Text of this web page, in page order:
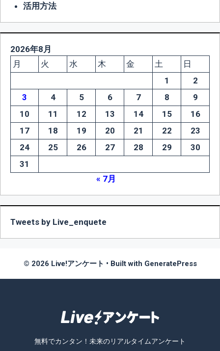
活用方法
2026年8月
月
火 水 木 金 土
日
1
2
3
4 5 6 7 8
9
10
11 12 13 14 15
16
17
18 19 20 21 22
23
24
25 26 27 28 29
30
31
« 7月
Tweets by Live_enquete
© 2026 Live!アンケート • Built with GeneratePress
無料でカンタン！未来のリアルタイムアンケート